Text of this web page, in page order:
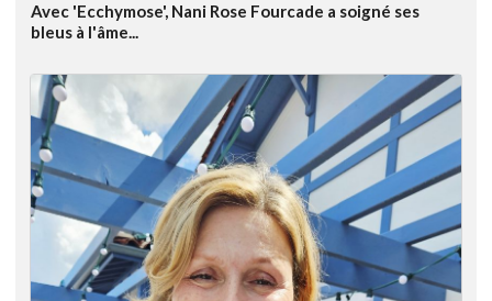
Avec 'Ecchymose', Nani Rose Fourcade a soigné ses
bleus à l'âme...